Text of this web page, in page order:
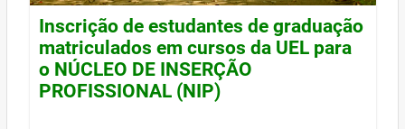
Inscrição de estudantes de graduação
matriculados em cursos da UEL para
o NÚCLEO DE INSERÇÃO
PROFISSIONAL (NIP)